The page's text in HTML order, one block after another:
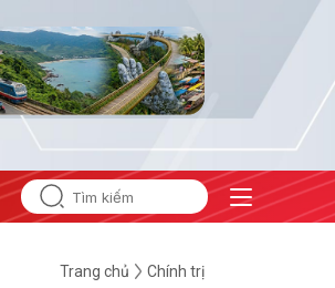
tư tưởng của Đảng
Trang chủ Chính trị